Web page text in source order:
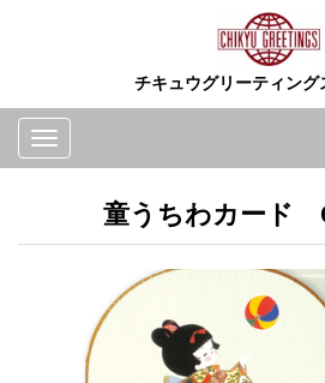
チキュウグリーティング
Toggle
navigation
童うちわカード